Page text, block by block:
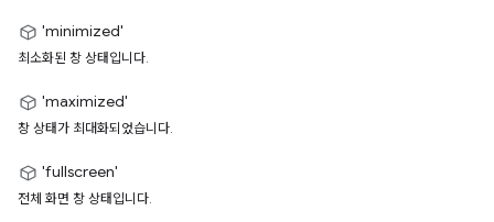
'minimized'
최소화된 창 상태입니다.
'maximized'
창 상태가 최대화되었습니다.
'fullscreen'
전체 화면 창 상태입니다.